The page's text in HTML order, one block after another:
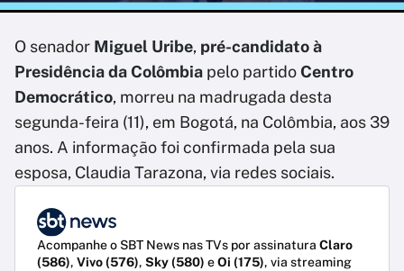
O senador Miguel Uribe, pré-candidato à
Presidência da Colômbia pelo partidoCentro
Democrático, morreu na madrugada desta
segunda-feira (11), em Bogotá, na Colômbia, aos 39
anos. A informação foi confirmada pela sua
esposa, Claudia Tarazona, via redes sociais.
Acompanhe o SBT News nas TVs por assinatura Claro
(586), Vivo (576), Sky (580) eOi (175), via streaming